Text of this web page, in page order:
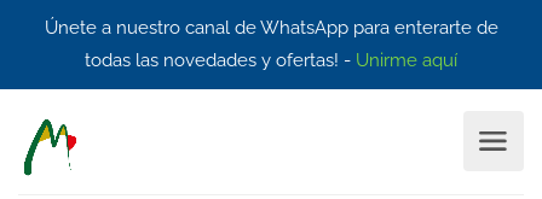
Únete a nuestro canal de WhatsApp para enterarte de
todas las novedades y ofertas! - Unirme aquí